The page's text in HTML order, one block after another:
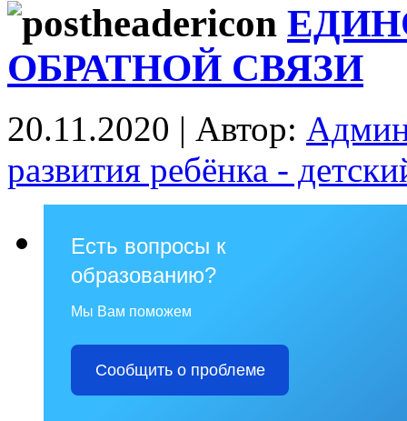
ОБРАТНОЙ СВЯЗИ
20.11.2020 | Автор:
развития ребёнка -
Есть вопросы к
образованию?
Мы Вам поможем
Сообщить о проблеме